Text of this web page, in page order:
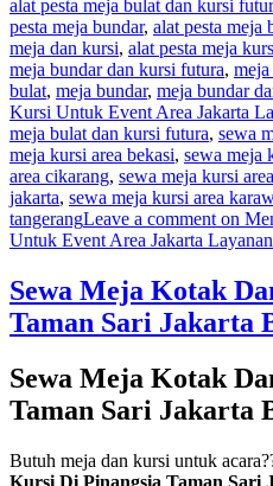
alat pesta meja bulat dan kursi
pesta meja bundar, alat pesta meja
meja dan kursi, alat pesta meja
meja bundar dan kursi futura,
bulat, meja bundar, meja bundar
Kursi Untuk Event Area Jakarta
meja bulat dan kursi futura, sewa
meja kursi area bekasi, sewa meja
area cikarang, sewa meja kursi
jakarta, sewa meja kursi area
tangerangLeave a commenton
Untuk Event Area Jakarta
Sewa Meja Kotak
Taman Sari Jakarta
Sewa Meja Kotak
Taman Sari Jakarta
Butuh meja dan kursi untuk